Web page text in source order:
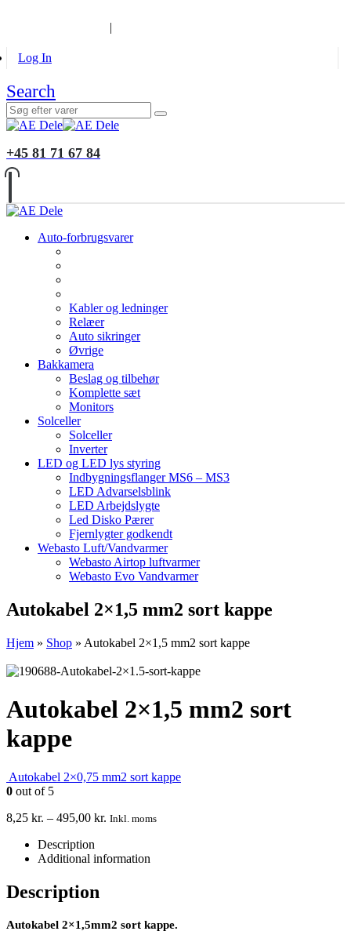
|
Log In
Search
+45 81 71 67 84
Auto-forbrugsvarer
Kabler og ledninger
Relæer
Auto sikringer
Øvrige
Bakkamera
Beslag og tilbehør
Komplette sæt
Monitors
Solceller
Solceller
Inverter
LED og LED lys styring
Indbygningsflanger MS6 – MS3
LED Advarselsblink
LED Arbejdslygte
Led Disko Pærer
Fjernlygter godkendt
Webasto Luft/Vandvarmer
Webasto Airtop luftvarmer
Webasto Evo Vandvarmer
Autokabel 2×1,5 mm2 sort kappe
Hjem » Shop » Autokabel 2×1,5 mm2 sort kappe
Autokabel 2×1,5 mm2 sort
kappe
Autokabel 2×0,75 mm2 sort kappe
0 out of 5
8,25 kr. – 495,00 kr. Inkl. moms
Description
Additional information
Description
Autokabel 2×1,5mm2 sort kappe.